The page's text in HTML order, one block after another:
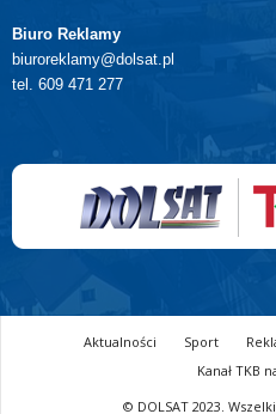
Biuro Reklamy
biuroreklamy@dolsat.pl
tel. 609 471 277
Aktualności Sport
Kanał TKB
© DOLSAT 2023.